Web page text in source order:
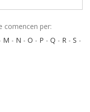
comencen per:
M - N - O - P - Q - R - S -